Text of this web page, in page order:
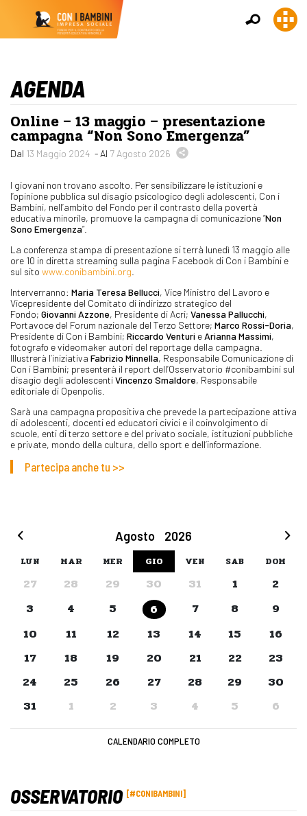
AGENDA
Online – 13 maggio – presentazione
campagna “Non Sono Emergenza”
Dal 13 Maggio 2024 - Al 7 Agosto 2026
I giovani non trovano ascolto. Per sensibilizzare le istituzioni e
l’opinione pubblica sul disagio psicologico degli adolescenti, Con i
Bambini, nell’ambito del Fondo per il contrasto della povertà
educativa minorile, promuove la campagna di comunicazione “Non
Sono Emergenza”.
La conferenza stampa di presentazione si terrà lunedì 13 maggio alle
ore 10 in diretta streaming sulla pagina Facebook di Con i Bambini e
sul sito www.conibambini.org
Interverranno: Maria Teresa Bellucci, Vice Ministro del Lavoro e
Vicepresidente del Comitato di indirizzo strategico del
Fondo; Giovanni Azzone, Presidente di Acri; Vanessa Pallucchi,
Portavoce del Forum nazionale del Terzo Settore; Marco Rossi-Doria,
Presidente di Con i Bambini; Riccardo Venturi e Arianna Massimi,
fotografo e videomaker autori del reportage della campagna.
Illustrerà l’iniziativa Fabrizio Minnella, Responsabile Comunicazione di
Con i Bambini; presenterà il report dell’Osservatorio #conibambini sul
disagio degli adolescentiVincenzo Smaldore, Responsabile
editoriale di Openpolis.
Sarà una campagna propositiva che prevede la partecipazione attiva
di adolescenti, docenti ed educatori civici e il coinvolgimento di
scuole, enti di terzo settore e del privato sociale, istituzioni pubbliche
e private, mondo della cultura, dello sport e dell’informazione.
Partecipa anche tu >>
Agosto 2026
LUN MAR MER GIO VEN SAB DOM
27 28 29 30 31 1
2
3
4 5 6 7 8
9
10
11 12 13 14 15
16
17
18 19 20 21 22
23
24
25 26 27 28 29
30
31
1 2 3 4 5 6
CALENDARIO COMPLETO
OSSERVATORIO #CONIBAMBINI